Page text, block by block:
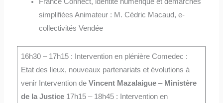
simplifiées Animateur : M. Cédric Macaud, e-
collectivités Vendée
16h30 – 17h15 : Intervention en plénière Comedec :
Etat des lieux, nouveaux partenariats et évolutions à
venir Intervention deVincent Mazalaigue – Ministère
de la Justice 17h15 – 18h45 : Intervention en